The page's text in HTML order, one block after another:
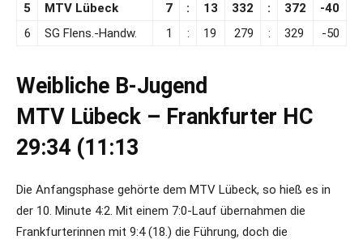
5 MTV Lübeck 7 : 13 332 : 372
-40
6
SG Flens.-Handw. 1 : 19 279 : 329 -50
Weibliche B-Jugend
MTV Lübeck – Frankfurter HC
29:34 (11:13
Die Anfangsphase gehörte dem MTV Lübeck, so hieß es in
der 10. Minute 4:2. Mit einem 7:0-Lauf übernahmen die
Frankfurterinnen mit 9:4 (18.) die Führung, doch die